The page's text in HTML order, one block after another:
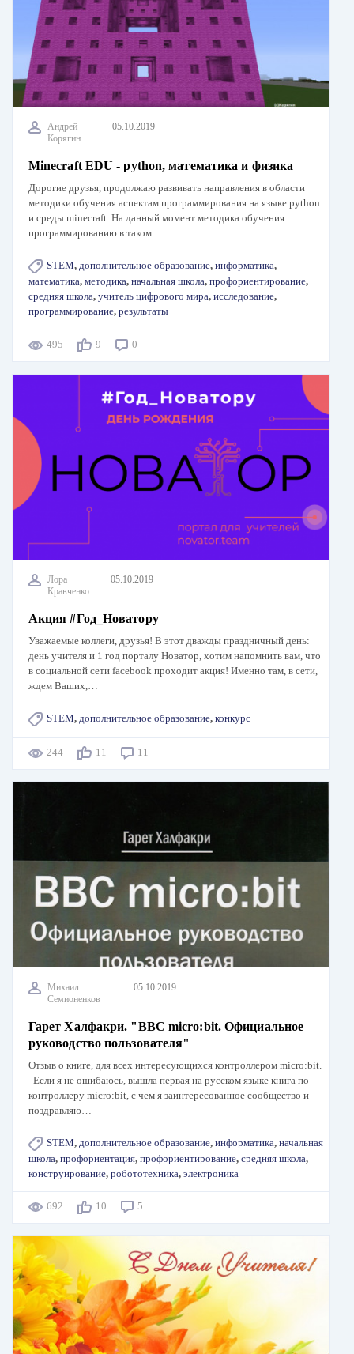
Андрей
Корягин
05.10.2019
Minecraft EDU - python, математика и физика
Дорогие друзья, продолжаю развивать направления в области
методики обучения аспектам программирования на языке python
и среды minecraft. На данный момент методика обучения
программированию в таком…
STEM, дополнительное образование, информатика,
математика, методика, начальная школа, профориентирование,
средняя школа, учитель цифрового мира, исследование,
программирование, результаты
495 9 0
Лора
Кравченко
05.10.2019
Акция #Год_Новатору
Уважаемые коллеги, друзья! В этот дважды праздничный день:
день учителя и 1 год порталу Новатор, хотим напомнить вам, что
в социальной сети facebook проходит акция! Именно там, в сети,
ждем Ваших,…
STEM, дополнительное образование, конкурс
244 11 11
Михаил
Семионенков
05.10.2019
Гарет Халфакри. "BBC micro:bit. Официальное
руководство пользователя"
Отзыв о книге, для всех интересующихся контроллером micro:bit.
Если я не ошибаюсь, вышла первая на русском языке книга по
контроллеру micro:bit, с чем я заинтересованное сообщество и
поздравляю…
STEM, дополнительное образование, информатика, начальная
школа, профориентация, профориентирование, средняя школа,
конструирование, робототехника, электроника
692 10 5